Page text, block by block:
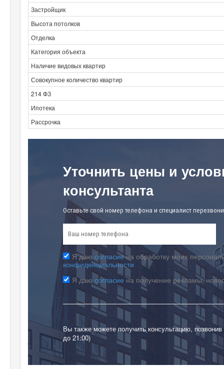
Застройщик
Высота потолков
Отделка
Категория объекта
Наличие видовых квартир
Совокупное количество квартир
214 ФЗ
Ипотека
Рассрочка
Уточнить цены и
консультанта
Оставьте свой номер телефона и специалист
Я даю согласиена обработку моих
конфиденциальности
Я даю согласиена получение рекламы,
Вы также можете получить консультацию,
до 21:00)